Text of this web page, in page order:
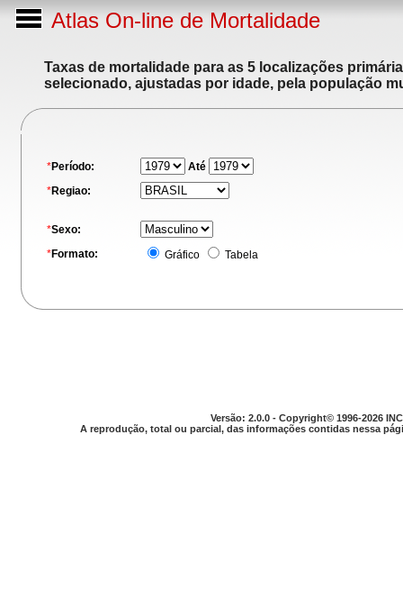
Atlas On-line de Mortalidade
Taxas de mortalidade para as 5 localizações
selecionado, ajustadas por idade, pela população
*Período:
Até
*Regiao:
*Sexo:
*Formato: Gráfico Tabela
Versão: 2.0.0 - Copyright© 1996-2026
A reprodução, total ou parcial, das informações contidas nessa